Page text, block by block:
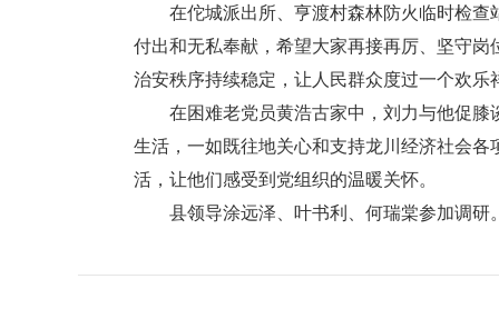
在佗城派出所、亨渡村森林防火临时检查
付出和无私奉献，希望大家再接再厉、坚守
治安秩序持续稳定，让人民群众度过一个欢乐
在困难老党员黄浩古家中，刘力与他促膝
生活，一如既往地关心和支持龙川经济社会
活，让他们感受到党组织的温暖关怀。
县领导涂远泽、叶书利、何瑞棠参加调研